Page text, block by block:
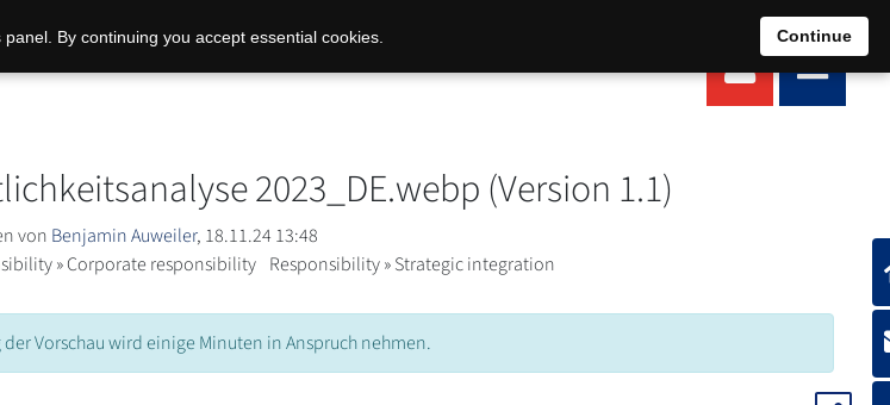
EN DE
2023_DE.webp (Version 1.1)
von Benjamin Auweiler, 18.11.24 13:48
» Corporate responsibility Responsibility » Strategic integration
der Vorschau wird einige Minuten in Anspruch nehmen.
By continuing you accept essential cookies. Continue